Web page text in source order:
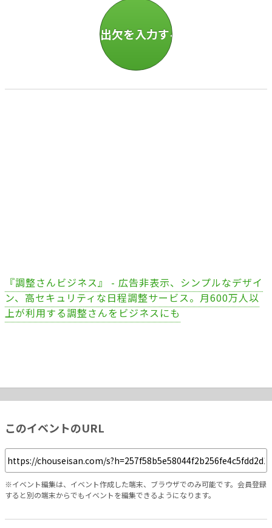
『調整さんビジネス』 - 広告非表示、シンプルなデザイ
ン、高セキュリティな日程調整サービス。月600万人以
上が利用する調整さんをビジネスにも
このイベントのURL
※イベント編集は、イベント作成した端末、ブラウザでのみ可能です。会員登録
すると別の端末からでもイベントを編集できるようになります。